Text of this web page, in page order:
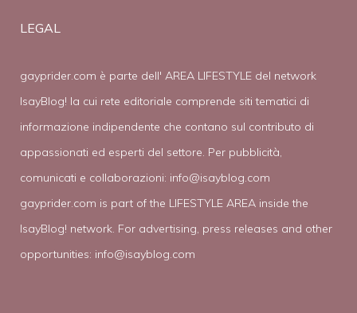
LEGAL
gayprider.com è parte dell' AREA LIFESTYLE del network
IsayBlog! la cui rete editoriale comprende siti tematici di
informazione indipendente che contano sul contributo di
appassionati ed esperti del settore. Per pubblicità,
comunicati e collaborazioni: info@isayblog.com
gayprider.com is part of the LIFESTYLE AREA inside the
IsayBlog! network. For advertising, press releases and other
opportunities: info@isayblog.com